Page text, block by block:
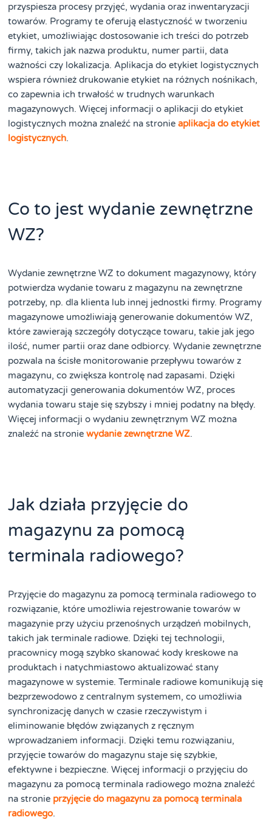
przyspiesza procesy przyjęć, wydania oraz inwentaryzacji
towarów. Programy te oferują elastyczność w tworzeniu
etykiet, umożliwiając dostosowanie ich treści do potrzeb
firmy, takich jak nazwa produktu, numer partii, data
ważności czy lokalizacja. Aplikacja do etykiet logistycznych
wspiera również drukowanie etykiet na różnych nośnikach,
co zapewnia ich trwałość w trudnych warunkach
magazynowych. Więcej informacji o aplikacji do etykiet
logistycznych można znaleźć na stronieaplikacja do etykiet
logistycznych.
Co to jest wydanie zewnętrzne
WZ?
Wydanie zewnętrzne WZ to dokument magazynowy, który
potwierdza wydanie towaru z magazynu na zewnętrzne
potrzeby, np. dla klienta lub innej jednostki firmy. Programy
magazynowe umożliwiają generowanie dokumentów WZ,
które zawierają szczegóły dotyczące towaru, takie jak jego
ilość, numer partii oraz dane odbiorcy. Wydanie zewnętrzne
pozwala na ścisłe monitorowanie przepływu towarów z
magazynu, co zwiększa kontrolę nad zapasami. Dzięki
automatyzacji generowania dokumentów WZ, proces
wydania towaru staje się szybszy i mniej podatny na błędy.
Więcej informacji o wydaniu zewnętrznym WZ można
znaleźć na stroniewydanie zewnętrzne WZ.
Jak działa przyjęcie do
magazynu za pomocą
terminala radiowego?
Przyjęcie do magazynu za pomocą terminala radiowego to
rozwiązanie, które umożliwia rejestrowanie towarów w
magazynie przy użyciu przenośnych urządzeń mobilnych,
takich jak terminale radiowe. Dzięki tej technologii,
pracownicy mogą szybko skanować kody kreskowe na
produktach i natychmiastowo aktualizować stany
magazynowe w systemie. Terminale radiowe komunikują się
bezprzewodowo z centralnym systemem, co umożliwia
synchronizację danych w czasie rzeczywistym i
eliminowanie błędów związanych z ręcznym
wprowadzaniem informacji. Dzięki temu rozwiązaniu,
przyjęcie towarów do magazynu staje się szybkie,
efektywne i bezpieczne. Więcej informacji o przyjęciu do
magazynu za pomocą terminala radiowego można znaleźć
na stronie przyjęcie do magazynu za pomocą terminala
radiowego.